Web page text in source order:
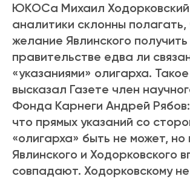
ЮКОСа Михаил
аналитики склонны полагать,
желание Явлинского получить
правительстве едва ли
«указаниями» олигарха.
высказал Газете член
Фонда Карнеги Андрей
что прямых указаний со
«олигарха» быть не может, но
Явлинского и Ходорковского
совпадают. Ходорковскому